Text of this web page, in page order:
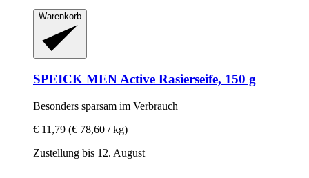
Warenkorb
SPEICK MEN Active Rasierseife, 150 g
Besonders sparsam im Verbrauch
€ 11,79 (€ 78,60 / kg)
Zustellung bis 12. August